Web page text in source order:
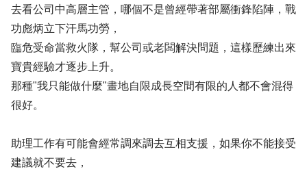
去看公司中高層主管，哪個不是曾經帶著部屬衝鋒陷陣，戰
功彪炳立下汗馬功勞，
臨危受命當救火隊，幫公司或老闆解決問題，這樣歷練出來
寶貴經驗才逐步上升。
那種"我只能做什麼"畫地自限成長空間有限的人都不會混得
很好。
助理工作有可能會經常調來調去互相支援，如果你不能接受
建議就不要去，